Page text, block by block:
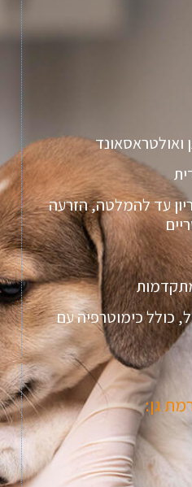
עד להמלטה, הזרעה
כולל כימוטרפיה עם
גן: